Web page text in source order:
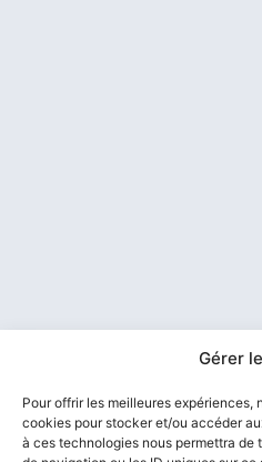
Gérer
Pour offrir les meilleures
cookies pour stocker et/ou accéder
à ces technologies nous permettra de